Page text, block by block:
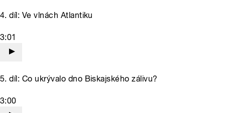
4. díl: Ve vlnách Atlantiku
3:01
5. díl: Co ukrývalo dno Biskajského zálivu?
3:00